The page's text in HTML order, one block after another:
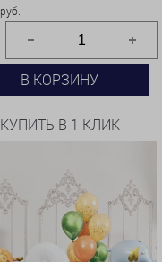
руб.
В КОРЗИНУ
КУПИТЬ В 1 КЛИК